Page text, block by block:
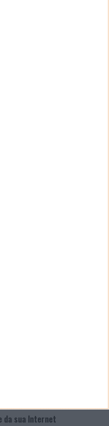
da sua Internet